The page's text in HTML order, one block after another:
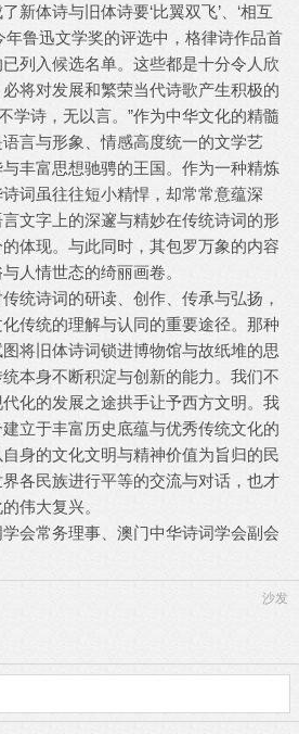
新体诗与旧体诗要‘比翼双飞’、‘相互
年鲁迅文学奖的评选中，格律诗作品首
列入候选名单。这些都是十分令人欣
将对发展和繁荣当代诗歌产生积极的
学诗，无以言。”作为中华文化的精髓
言与形象、情感高度统一的文学艺
丰富思想驰骋的王国。作为一种精炼
词虽往往短小精悍，却常常意蕴深
文字上的深邃与精妙在传统诗词的形
体现。与此同时，其包罗万象的内容
人情世态的绮丽画卷。
统诗词的研读、创作、传承与弘扬，
传统的理解与认同的重要途径。那种
将旧体诗词锁进博物馆与故纸堆的思
本身不断积淀与创新的能力。我们不
化的发展之途拱手让予西方文明。我
立于丰富历史底蕴与优秀传统文化的
身的文化文明与精神价值为旨归的民
各民族进行平等的交流与对话，也才
伟大复兴。
学会常务理事、澳门中华诗词学会副会
沙发